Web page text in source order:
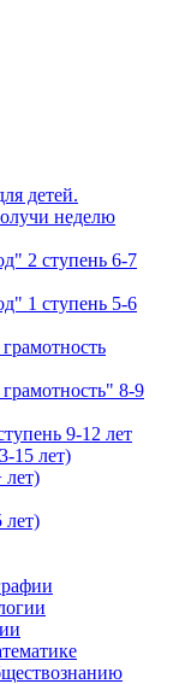
детей.
неделю
2 ступень 6-7
1 ступень 5-6
8-9
9-12 лет
15 лет)
лет)
лет)